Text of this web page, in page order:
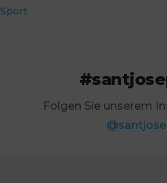
Sport
Folgen Sie unserem